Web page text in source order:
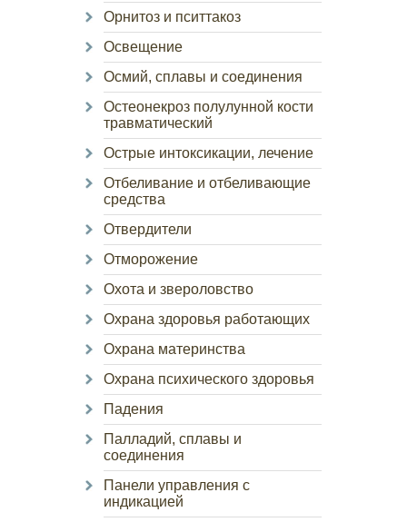
Орнитоз и пситтакоз
Освещение
Осмий, сплавы и соединения
Остеонекроз полулунной кости
травматический
Острые интоксикации, лечение
Отбеливание и отбеливающие
средства
Отвердители
Отморожение
Охота и звероловство
Охрана здоровья работающих
Охрана материнства
Охрана психического здоровья
Падения
Палладий, сплавы и
соединения
Панели управления с
индикацией